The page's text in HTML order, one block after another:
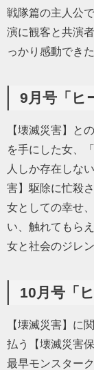
戦隊篇の主人公
演に観客と共演
っかり感動できた
9月号「ヒ
【壊滅災害】と
を手にした女、
人しか存在しな
害】駆除に忙殺
女としての幸せ
い、触れてもらえ
女と社会のジレ
10月号「
【壊滅災害】に
払う【壊滅災害
最早モンスター